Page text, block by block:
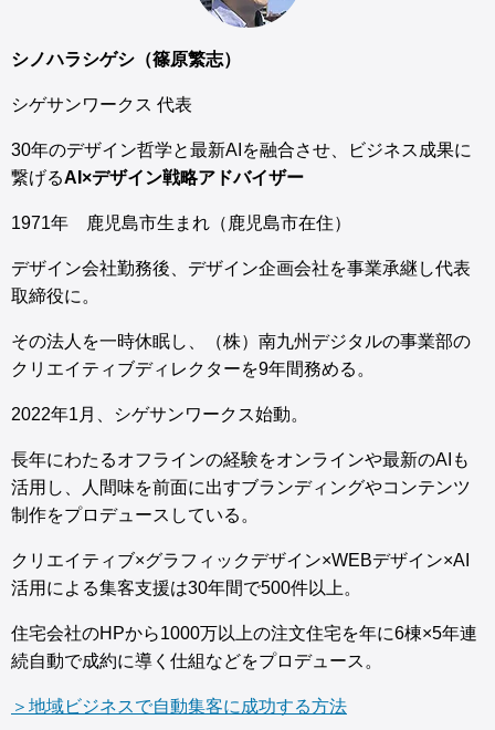
シノハラシゲシ（篠原繁志）
シゲサンワークス 代表
30年のデザイン哲学と最新AIを融合させ、ビジネス成果に
繋げるAI×デザイン戦略アドバイザー
1971年 鹿児島市生まれ（鹿児島市在住）
デザイン会社勤務後、デザイン企画会社を事業承継し代表
取締役に。
その法人を一時休眠し、（株）南九州デジタルの事業部の
クリエイティブディレクターを9年間務める。
2022年1月、シゲサンワークス始動。
長年にわたるオフラインの経験をオンラインや最新のAIも
活用し、人間味を前面に出すブランディングやコンテンツ
制作をプロデュースしている。
クリエイティブ×グラフィックデザイン×WEBデザイン×AI
活用による集客支援は30年間で500件以上。
住宅会社のHPから1000万以上の注文住宅を年に6棟×5年連
続自動で成約に導く仕組などをプロデュース。
＞地域ビジネスで自動集客に成功する方法